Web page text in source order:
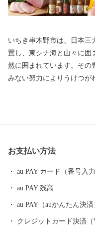
いちき串木野市は、日本三
置し、東シナ海と山々に囲
然に囲まれています。その
みない努力によりうけつが
などの特産品に恵まれ、
お支払い方法
au PAY カード（番号入力
au PAY 残高
au PAY（auかんたん決
クレジットカード決済（